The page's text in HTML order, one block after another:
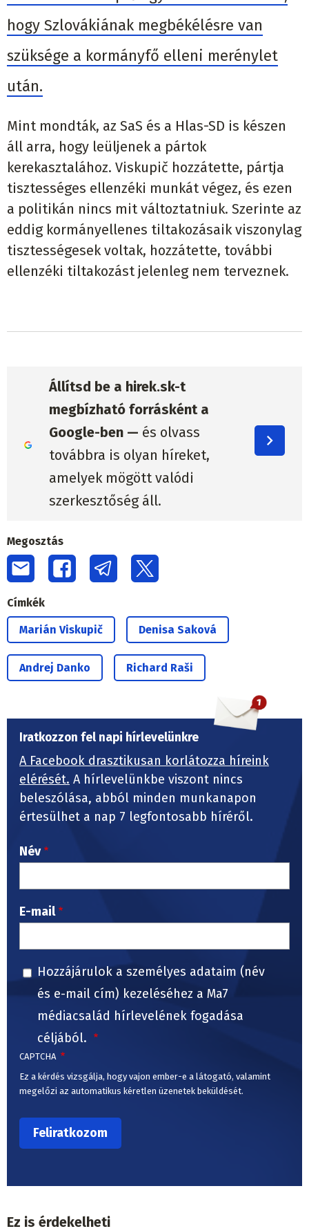
hogy Szlovákiának megbékélésre van
szüksége a kormányfő elleni merénylet
után.
Mint mondták, az SaS és a Hlas-SD is készen
áll arra, hogy leüljenek a pártok
kerekasztalához. Viskupič hozzátette, pártja
tisztességes ellenzéki munkát végez, és ezen
a politikán nincs mit változtatniuk. Szerinte az
eddig kormányellenes tiltakozásaik viszonylag
tisztességesek voltak, hozzátette, további
ellenzéki tiltakozást jelenleg nem terveznek.
Állítsd be a hirek.sk-t
megbízható forrásként a
Google-ben — és olvass
továbbra is olyan híreket,
amelyek mögött valódi
szerkesztőség áll.
Megosztás
Címkék
Marián Viskupič Denisa Saková
Andrej Danko Richard Raši
Iratkozzon fel napi hírlevelünkre
A Facebook drasztikusan korlátozza híreink
elérését. A hírlevelünkbe viszont nincs
beleszólása, abból minden munkanapon
értesülhet a nap 7 legfontosabb híréről.
Név
E-mail
Hozzájárulok a személyes adataim (név
és e-mail cím) kezeléséhez a Ma7
médiacsalád hírlevelének fogadása
céljából.
CAPTCHA
Ez a kérdés vizsgálja, hogy vajon ember-e a látogató, valamint
megelőzi az automatikus kéretlen üzenetek beküldését.
Ez is érdekelheti